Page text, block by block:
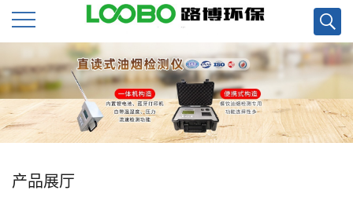
公
司
首
页
产品展厅